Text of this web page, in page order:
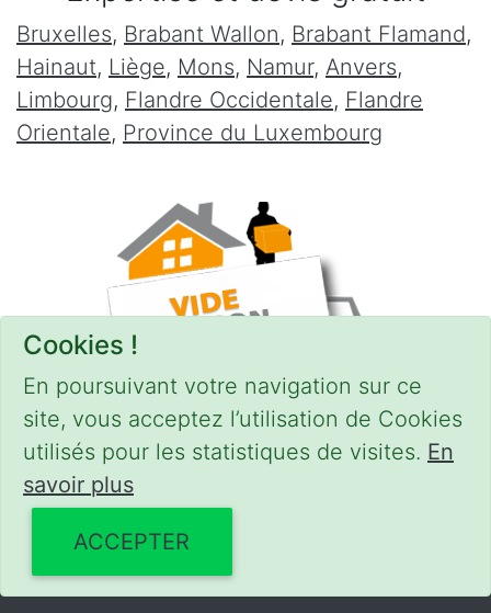
Cookies !
En poursuivant votre navigation sur ce
site, vous acceptez l’utilisation de Cookies
utilisés pour les statistiques de visites. En
savoir plus
ACCEPTER
Bruxelles, Brabant Wallon, Brabant Flamand,
Hainaut, Liège, Mons, Namur, Anvers,
Limbourg, Flandre Occidentale, Flandre
Orientale, Province du Luxembourg
CONDITIONS-
Powered by Euro Web Page